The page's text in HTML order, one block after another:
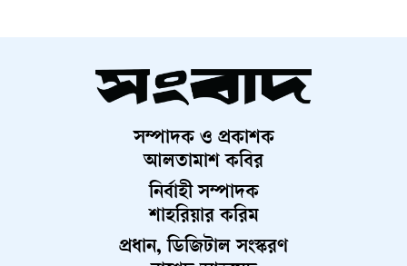
সহাবস্থানে একটি বহুমাত্রিক ক্ষমতার ভারসাম্য গড়ে উঠতে পারে,
সম্পাদক ও প্রকাশক
আলতামাশ কবির
নির্বাহী সম্পাদক
শাহরিয়ার করিম
প্রধান, ডিজিটাল সংস্করণ